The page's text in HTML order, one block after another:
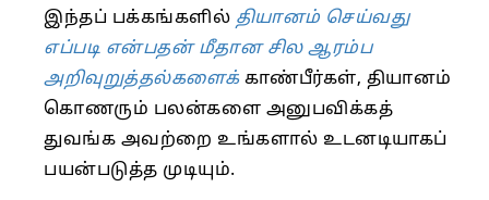
இந்தப் பக்கங்களில் தியானம் செய்வது
எப்படி என்பதன் மீதான சில ஆரம்ப
அறிவுறுத்தல்களைக் காண்பீர்கள், தியானம்
கொணரும் பலன்களை அனுபவிக்கத்
துவங்க அவற்றை உங்களால் உடனடியாகப்
பயன்படுத்த முடியும்.